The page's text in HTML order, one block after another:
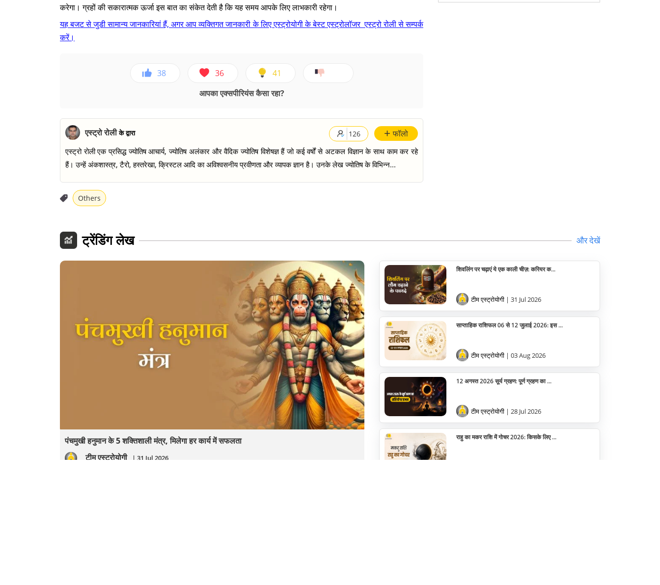
करेगा। ग्रहों की सकारात्मक ऊर्जा इस बात का संकेत देती है कि यह समय आपके लिए लाभकारी रहेगा।
यह बजट से जुडी सामान्य जानकारियां हैं, अगर आप व्यक्तिगत जानकारी के लिए एस्ट्रोयोगी के बेस्ट एस्ट्रोलॉजर एस्ट्रो रोली से सम्पर्क
करें।
38 36
41
आपका एक्सपीरियंस कैसा रहा?
+ फॉलो
126
एस्ट्रो रोलीके द्वारा
एस्ट्रो रोली एक प्रसिद्ध ज्योतिष आचार्य, ज्योतिष अलंकार और वैदिक ज्योतिष विशेषज्ञ हैं जो कई वर्षों से अटकल विज्ञान के साथ काम कर रहे
हैं। उन्हें अंकशास्त्र, टैरो, हस्तरेखा, क्रिस्टल आदि का अविश्वसनीय प्रवीणता और व्यापक ज्ञान है। उनके लेख ज्योतिष के विभिन्न...
Others
अन्य
ट्रेंडिंग लेख और देखें
पंचमुखी हनुमान के 5 शक्तिशाली मंत्र, मिलेगा हर कार्य में सफलता
टीम एस्ट्रोयोगी
| 31 Jul 2026
शिवलिंग पर चढ़ाएं ये एक काली चीज़: करियर क...
टीम एस्ट्रोयोगी | 31 Jul 2026
साप्ताहिक राशिफल 06 से 12 जुलाई 2026: इस ...
टीम एस्ट्रोयोगी | 03 Aug 2026
12 अगस्त 2026 सूर्य ग्रहण: पूर्ण ग्रहण का ...
टीम एस्ट्रोयोगी | 28 Jul 2026
राहु का मकर राशि में गोचर 2026: किसके लिए ...